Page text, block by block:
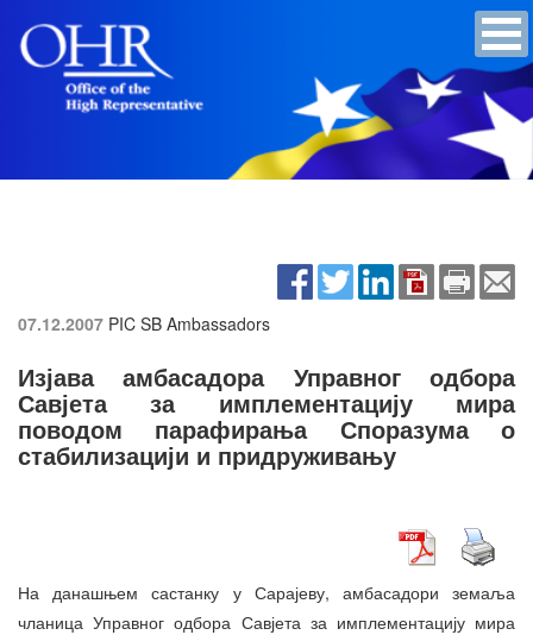
07.12.2007 PIC SB Ambassadors
Изјава амбасадора Управног одбора
Савјета за имплементацију мира
поводом парафирања Споразума о
стабилизацији и придруживању
На данашњем састанку у Сарајеву, амбасадори земаља
чланица Управног одбора Савјета за имплементацију мира